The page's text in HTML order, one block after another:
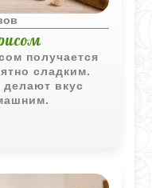
получается
сладким.
вкус